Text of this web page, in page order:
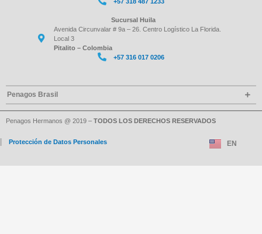
Sucursal Huila
Avenida Circunvalar # 9a – 26. Centro Logístico La Florida.
Local 3
Pitalito – Colombia
+57 316 017 0206
Penagos Brasil
Penagos Hermanos @ 2019 – TODOS LOS DERECHOS RESERVADOS
Protección de Datos Personales EN